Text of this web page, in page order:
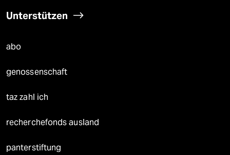
Unterstützen
abo
genossenschaft
taz zahl ich
recherchefonds ausland
panterstiftung